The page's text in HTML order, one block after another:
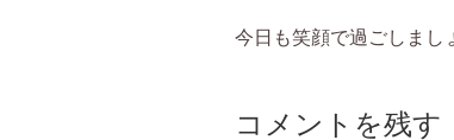
今日も笑顔で過ごしまし
コメントを残す